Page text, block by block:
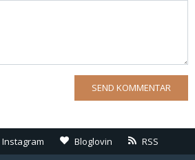
Instagram Bloglovin RSS